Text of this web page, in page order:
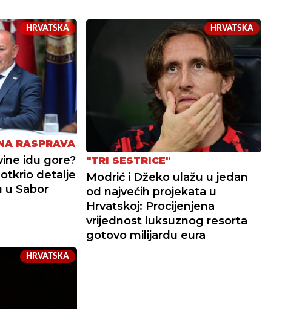
HRVATSKA
RASPRAVA
idu gore?
detalje
u Sabor
HRVATSKA
"TRI SESTRICE"
Modrić i Džeko ulažu u jedan
od najvećih projekata u
Hrvatskoj: Procijenjena
vrijednost luksuznog resorta
gotovo milijardu eura
HRVATSKA